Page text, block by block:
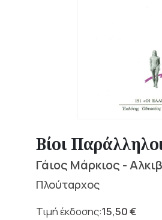
Βίοι
Γάιος Μάρκιος -
Πλούταρχος
15,50€